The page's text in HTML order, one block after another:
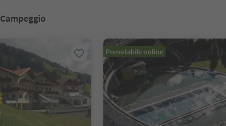
Campeggio
Prenotabile online